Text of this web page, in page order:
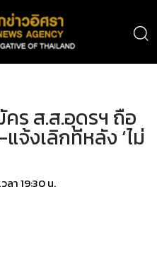
ร ส.ส.อุดรฯ ถือ
จ้งเลิกทีหลัง ‘ไม่
ลา 19:30 น.